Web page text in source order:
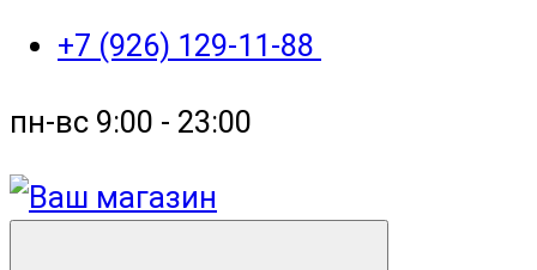
+7 (926) 129-11-88
пн-вс 9:00 - 23:00